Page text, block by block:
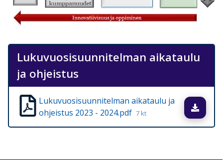
Lukuvuosisuunnitelman aikataulu
ja ohjeistus
Lukuvuosisuunnitelman aikataulu ja
ohjeistus 2023 - 2024.pdf 7 kt